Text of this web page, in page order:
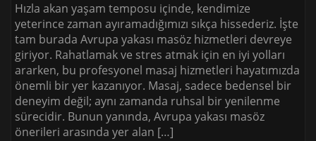
Hızla akan yaşam temposu içinde, kendimize
yeterince zaman ayıramadığımızı sıkça hissederiz. İşte
tam burada Avrupa yakası masöz hizmetleri devreye
giriyor. Rahatlamak ve stres atmak için en iyi yolları
ararken, bu profesyonel masaj hizmetleri hayatımızda
önemli bir yer kazanıyor. Masaj, sadece bedensel bir
deneyim değil; aynı zamanda ruhsal bir yenilenme
sürecidir. Bunun yanında, Avrupa yakası masöz
önerileri arasında yer alan […]